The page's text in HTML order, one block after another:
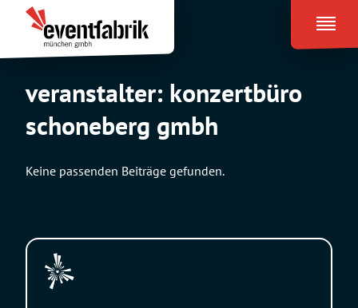
Inhalt
springen
Eventfabrik
München
veranstalter: konzertbüro
schoneberg gmbh
Keine passenden Beiträge gefunden.